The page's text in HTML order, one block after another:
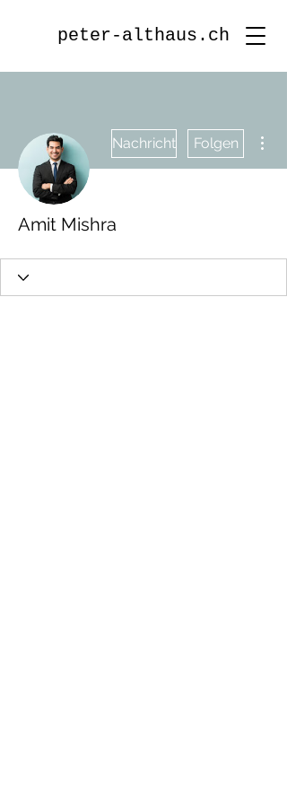
peter-althaus.ch
Nachricht Folgen
Amit Mishra